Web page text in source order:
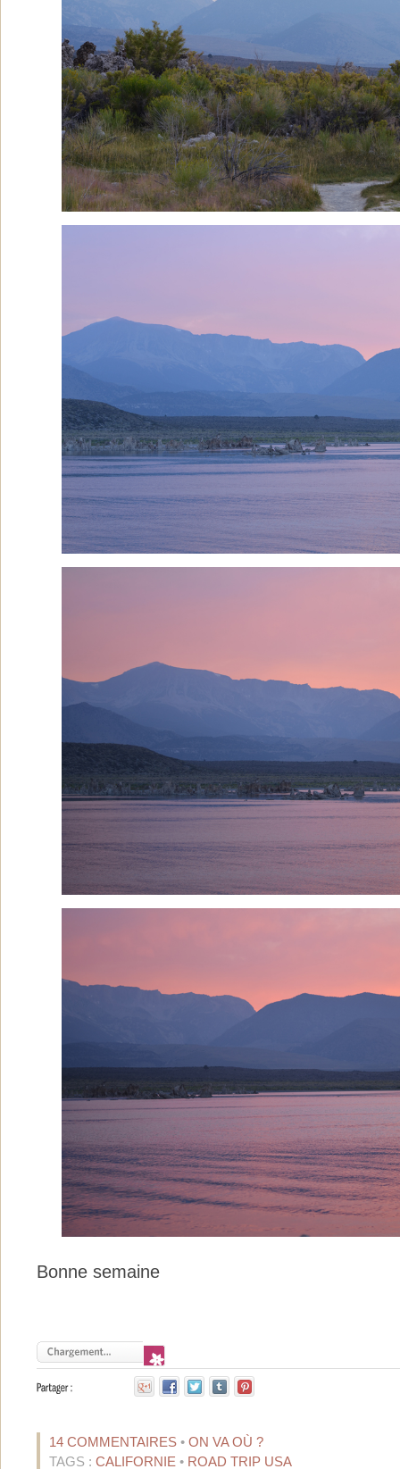
Bonne semaine
14 COMMENTAIRES • ON VA OÙ ?
TAGS : CALIFORNIE • ROAD TRIP USA